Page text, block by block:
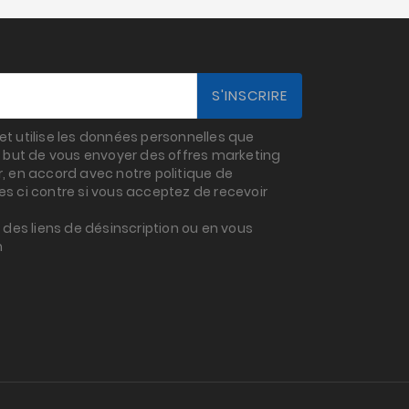
utilise les données personnelles que
de vous envoyer des offres marketing
en accord avec notre politique de
ci contre si vous acceptez de recevoir
liens de désinscription ou en vous